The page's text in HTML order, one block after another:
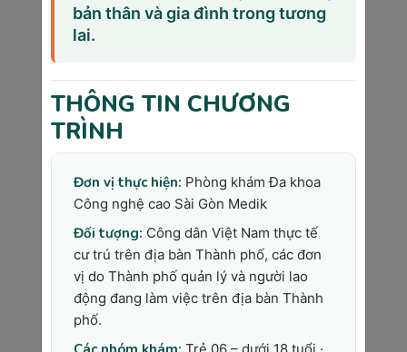
lưu ý những điều quan trọng nào?
Cao Sài Gòn Medik
Admin
“Lương Y Như Từ Mẫu” không chỉ là một
làm nghề y, đó còn là tôn chỉ mà đội ngũ
y bác sĩ chúng tôi luôn đặt trái tim của
mình hướng tới tại Phòng khám Đa Khoa
Sài Gòn Medik.
Bình luận bài viết
Địa chỉ Email của bạn sẽ được bảo mật toàn diện.
bản thân và gia đình trong tương
lai.
THÔNG TIN CHƯƠNG
TRÌNH
Đơn vị thực hiện: Phòng khám Đa khoa
Công nghệ cao Sài Gòn Medik
Đối tượng: Công dân Việt Nam thực tế
cư trú trên địa bàn Thành phố, các đơn
vị do Thành phố quản lý và người lao
động đang làm việc trên địa bàn Thành
phố.